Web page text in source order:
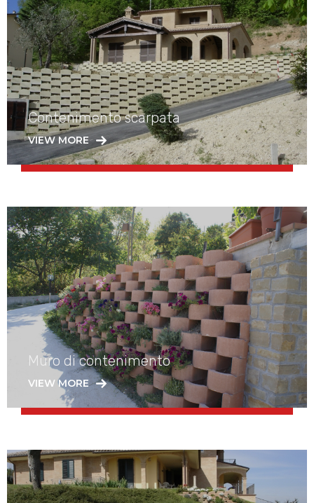
Contenimento scarpata
VIEW MORE
Muro di contenimento
VIEW MORE